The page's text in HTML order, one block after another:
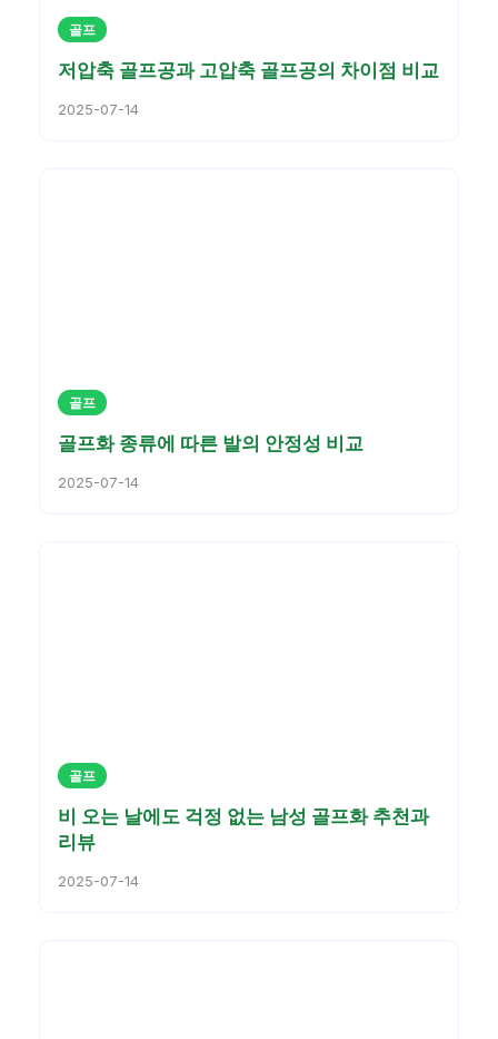
골프
저압축 골프공과 고압축 골프공의 차이점 비교
2025-07-14
골프
골프화 종류에 따른 발의 안정성 비교
2025-07-14
골프
비 오는 날에도 걱정 없는 남성 골프화 추천과
리뷰
2025-07-14